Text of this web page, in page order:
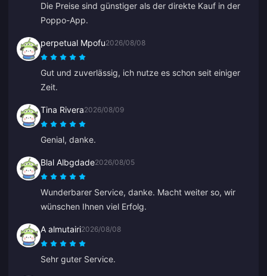
Die Preise sind günstiger als der direkte Kauf in der
Poppo-App.
perpetual Mpofu2026/08/08
Gut und zuverlässig, ich nutze es schon seit einiger
Zeit.
Tina Rivera2026/08/09
Genial, danke.
Blal Albgdade2026/08/05
Wunderbarer Service, danke. Macht weiter so, wir
wünschen Ihnen viel Erfolg.
A almutairi2026/08/08
Sehr guter Service.